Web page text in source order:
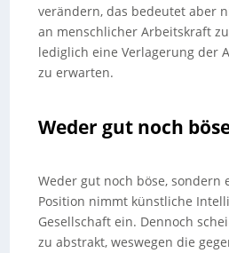
verändern, das bedeutet aber
an menschlicher Arbeitskraft
lediglich eine Verlagerung der
zu erwarten.
Weder gut noch
Weder gut noch böse, sondern
Position nimmt künstliche
Gesellschaft ein. Dennoch
zu abstrakt, weswegen die